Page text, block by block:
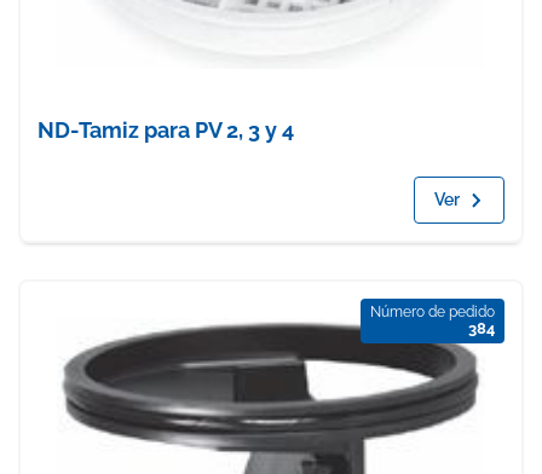
ND-Tamiz para PV 2, 3 y 4
Ver
Número de pedido
384